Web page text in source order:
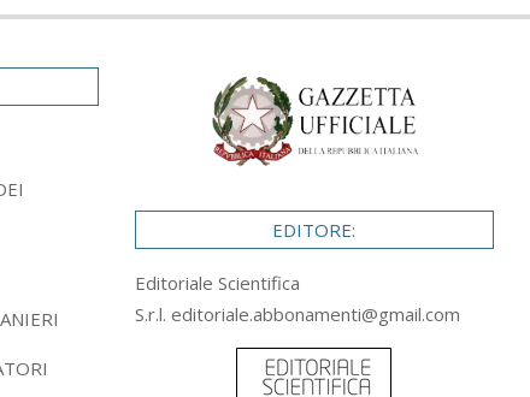
EDITORE:
Editoriale Scientifica
S.r.l. editoriale.abbonamenti@gmail.com